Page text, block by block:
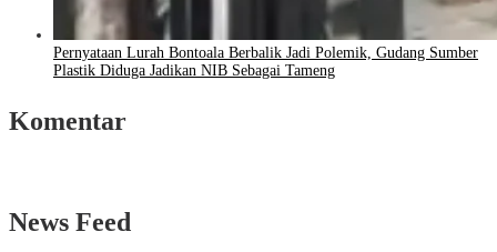
Pernyataan Lurah Bontoala Berbalik Jadi Polemik, Gudang Sumber
Plastik Diduga Jadikan NIB Sebagai Tameng
Komentar
News Feed